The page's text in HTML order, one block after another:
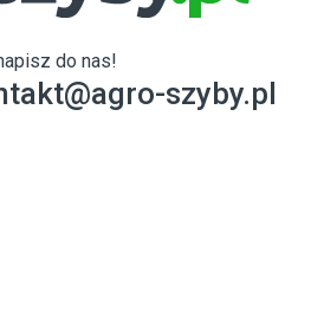
do nas!
szyby.pl